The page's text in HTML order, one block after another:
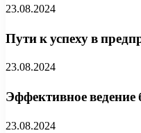
23.08.2024
Пути к успеху в
23.08.2024
Эффективное ведение
23.08.2024